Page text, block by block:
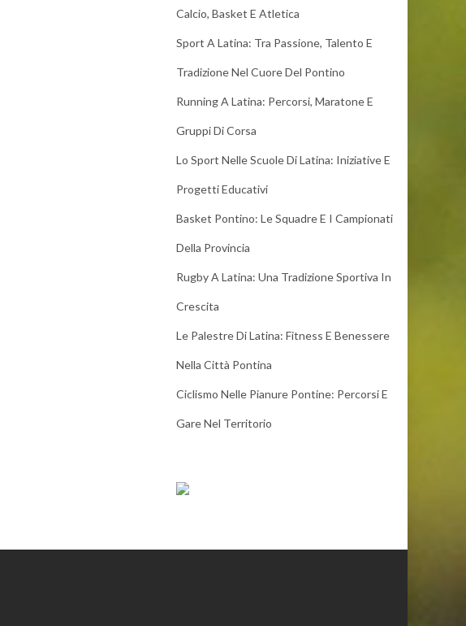
Calcio, Basket E Atletica
Sport A Latina: Tra Passione, Talento E
Tradizione Nel Cuore Del Pontino
Running A Latina: Percorsi, Maratone E
Gruppi Di Corsa
Lo Sport Nelle Scuole Di Latina: Iniziative E
Progetti Educativi
Basket Pontino: Le Squadre E I Campionati
Della Provincia
Rugby A Latina: Una Tradizione Sportiva In
Crescita
Le Palestre Di Latina: Fitness E Benessere
Nella Città Pontina
Ciclismo Nelle Pianure Pontine: Percorsi E
Gare Nel Territorio